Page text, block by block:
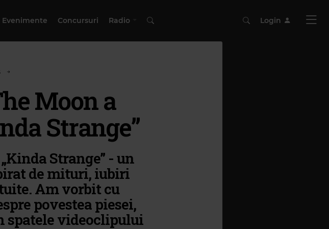
Evenimente Concursuri Radio Login
Moon a
Strange”
Strange” - un
de mituri, iubiri
Am vorbit cu
povestea piesei,
spatele videoclipului